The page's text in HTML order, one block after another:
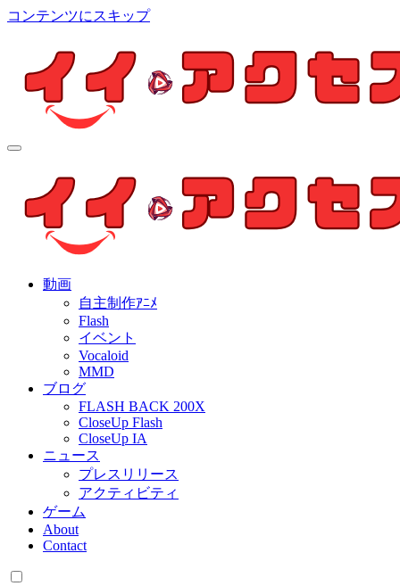
コンテンツにスキップ
個人制作アニメを中心とした動画紹介ブログ
動画
自主制作ｱﾆﾒ
Flash
イベント
Vocaloid
MMD
ブログ
FLASH BACK 200X
CloseUp Flash
CloseUp IA
ニュース
プレスリリース
アクティビティ
ゲーム
About
Contact